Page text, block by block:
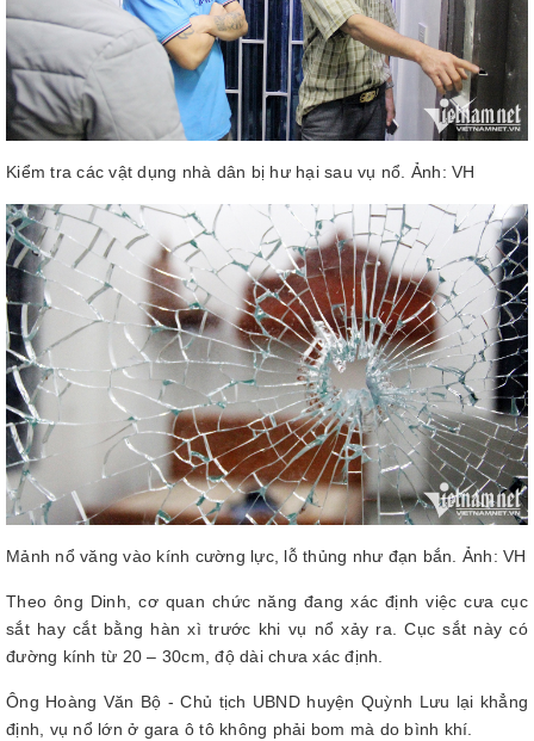
Kiểm tra các vật dụng nhà dân bị hư hại sau vụ nổ. Ảnh: VH
Mảnh nổ văng vào kính cường lực, lỗ thủng như đạn bắn. Ảnh: VH
Theo ông Dinh, cơ quan chức năng đang xác định việc cưa cục
sắt hay cắt bằng hàn xì trước khi vụ nổ xảy ra. Cục sắt này có
đường kính từ 20 – 30cm, độ dài chưa xác định.
Ông Hoàng Văn Bộ - Chủ tịch UBND huyện Quỳnh Lưu lại khẳng
định, vụ nổ lớn ở gara ô tô không phải bom mà do bình khí.